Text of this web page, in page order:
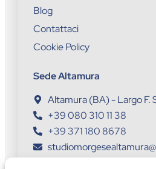
Blog
Contattaci
Cookie Policy
Sede Altamura
Altamura (BA) - Largo F.
+39 080 310 11 38
+39 371 180 8678